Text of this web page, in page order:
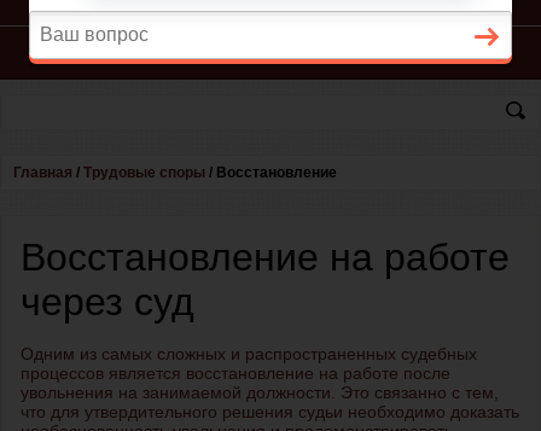
КОНСУЛЬТАЦИЯ ЮРИСТА
Главная / Трудовые споры / Восстановление
Восстановление на работе
через суд
Одним из самых сложных и распространенных судебных
процессов является восстановление на работе после
увольнения на занимаемой должности. Это связанно с тем,
что для утвердительного решения судьи необходимо доказать